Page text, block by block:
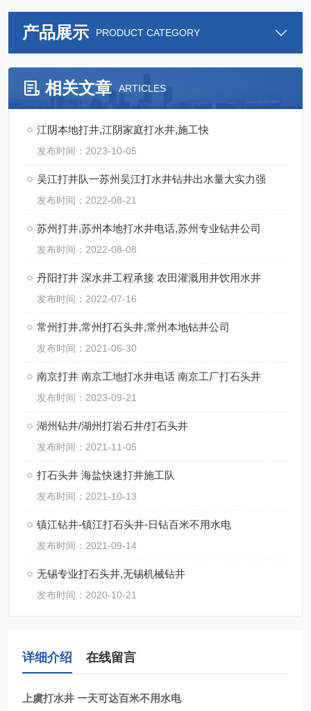
产品展示 PRODUCT CATEGORY
相关文章 ARTICLES
江阴本地打井,江阴家庭打水井,施工快
发布时间：2023-10-05
吴江打井队一苏州吴江打水井钻井出水量大实力强
发布时间：2022-08-21
苏州打井,苏州本地打水井电话,苏州专业钻井公司
发布时间：2022-08-08
丹阳打井 深水井工程承接 农田灌溉用井饮用水井
发布时间：2022-07-16
常州打井,常州打石头井,常州本地钻井公司
发布时间：2021-06-30
南京打井 南京工地打水井电话 南京工厂打石头井
发布时间：2023-09-21
湖州钻井/湖州打岩石井/打石头井
发布时间：2021-11-05
打石头井 海盐快速打井施工队
发布时间：2021-10-13
镇江钻井-镇江打石头井-日钻百米不用水电
发布时间：2021-09-14
无锡专业打石头井,无锡机械钻井
发布时间：2020-10-21
详细介绍 在线留言
上虞打水井 一天可达百米不用水电